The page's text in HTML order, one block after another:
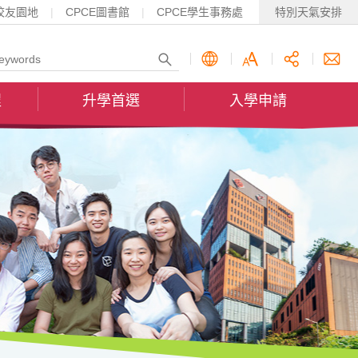
友園地 CPCE圖書館 CPCE學生事務處 特別天氣安排
升學首選 入學申請